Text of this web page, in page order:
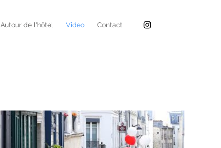
Autour de l'hôtel Video Contact